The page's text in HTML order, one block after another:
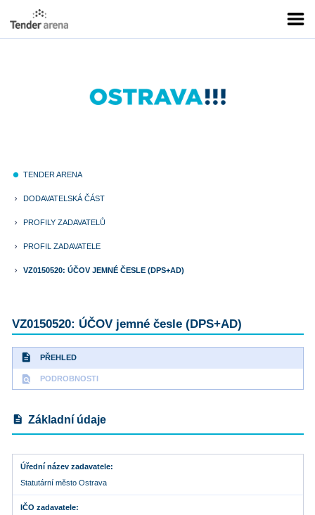
fiber_manual_record TENDER ARENA
keyboard_arrow_right DODAVATELSKÁ ČÁST
keyboard_arrow_right PROFILY ZADAVATELŮ
keyboard_arrow_right PROFIL ZADAVATELE
keyboard_arrow_right VZ0150520: ÚČOV JEMNÉ ČESLE (DPS+AD)
VZ0150520: ÚČOV jemné česle (DPS+AD)
description PŘEHLED
find_in_page PODROBNOSTI
description Základní údaje
Úřední název zadavatele
Statutární město Ostrava
IČO zadavatele